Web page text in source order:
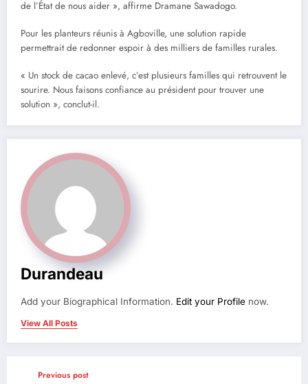
de l’État de nous aider », affirme Dramane Sawadogo.
Pour les planteurs réunis à Agboville, une solution rapide
permettrait de redonner espoir à des milliers de familles rurales.
« Un stock de cacao enlevé, c’est plusieurs familles qui retrouvent le
sourire. Nous faisons confiance au président pour trouver une
solution », conclut-il.
Durandeau
Add your Biographical Information. Edit your Profile now.
View All Posts
Previous post